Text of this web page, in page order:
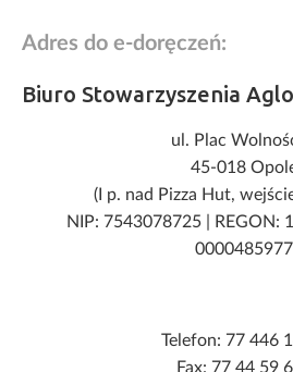
Adres do e-doręczeń:
Biuro Stowarzyszenia
ul. Plac
45-018
(I p. nad Pizza Hut,
NIP: 7543078725| REGON:
0000485977
Telefon: 77 446
Fax: 77 44 59